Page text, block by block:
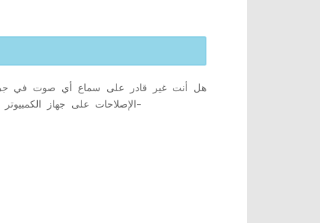
هل أنت غير قادر على سماع أي صوت في
الإصلاحات على جهازنافذة او شباك. ولكن قبل المضي قدمًا ، يجب أن تجرب هذه الحلول أولاً-